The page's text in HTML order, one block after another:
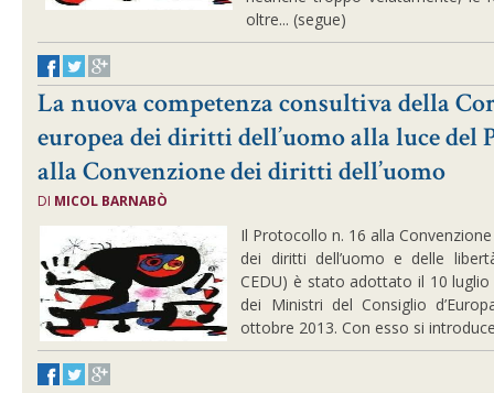
oltre... (segue)
La nuova competenza consultiva della
europea dei diritti dell’uomo alla luce del
alla Convenzione dei diritti dell’uomo
DI MICOL BARNABÒ
Il Protocollo n. 16 alla
dei diritti dell’uomo e delle
CEDU) è stato adottato il 10
dei Ministri del Consiglio
ottobre 2013. Con esso si